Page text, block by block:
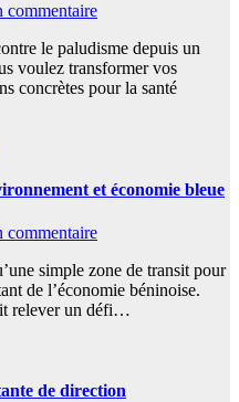
commentaire
le paludisme depuis un
voulez transformer vos
concrètes pour la santé
et économie bleue
commentaire
simple zone de transit pour
de l’économie béninoise.
relever un défi…
de direction